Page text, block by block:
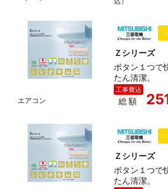
Ｚシリーズ
ボタン１つで
たん清潔。
総額
Ｚシリーズ
ボタン１つで
たん清潔。